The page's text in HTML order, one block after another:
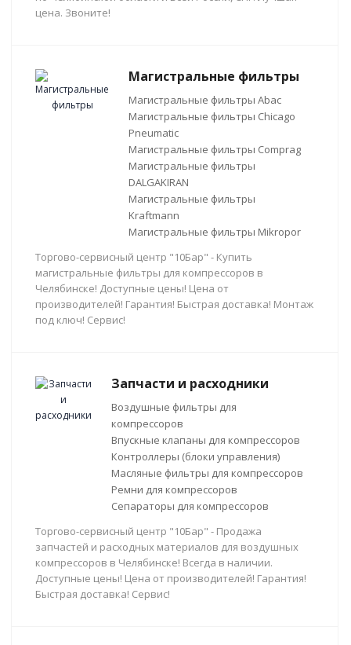
цена. Звоните!
Магистральные фильтры
Магистральные фильтры Abac
Магистральные фильтры Chicago
Pneumatic
Магистральные фильтры Comprag
Магистральные фильтры
DALGAKIRAN
Магистральные фильтры
Kraftmann
Магистральные фильтры Mikropor
Торгово-сервисный центр "10Бар" - Купить
магистральные фильтры для компрессоров в
Челябинске! Доступные цены! Цена от
производителей! Гарантия! Быстрая доставка! Монтаж
под ключ! Сервис!
Запчасти и расходники
Воздушные фильтры для
компрессоров
Впускные клапаны для компрессоров
Контроллеры (блоки управления)
Масляные фильтры для компрессоров
Ремни для компрессоров
Сепараторы для компрессоров
Торгово-сервисный центр "10Бар" - Продажа
запчастей и расходных материалов для воздушных
компрессоров в Челябинске! Всегда в наличии.
Доступные цены! Цена от производителей! Гарантия!
Быстрая доставка! Сервис!